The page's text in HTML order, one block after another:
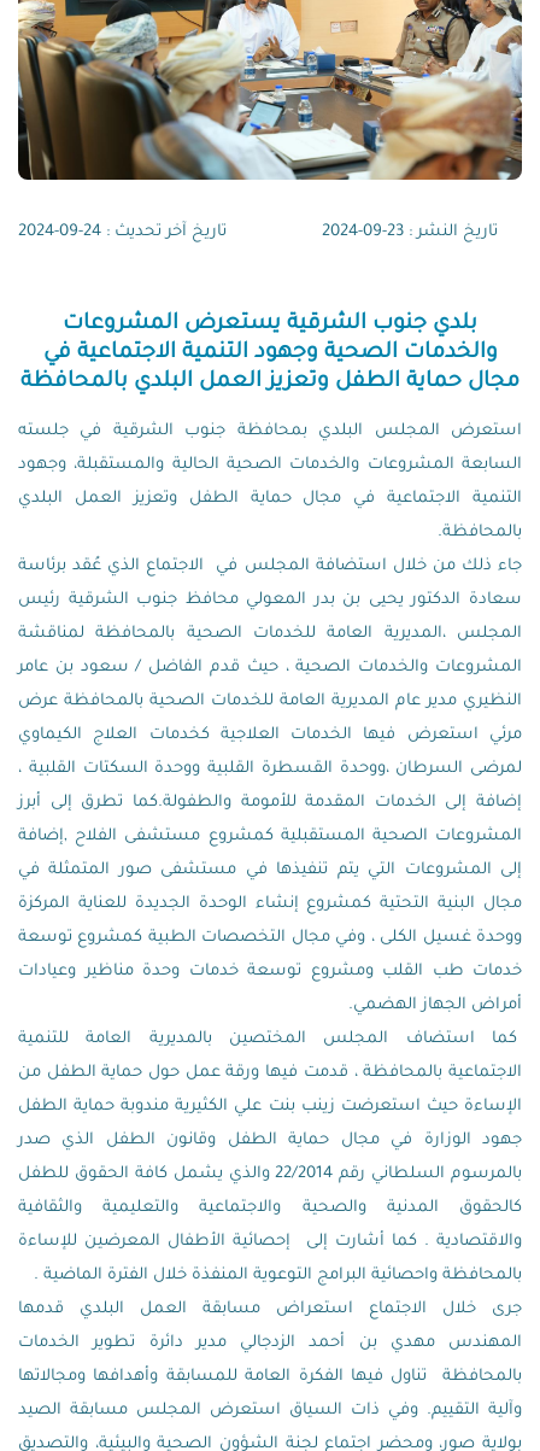
تاريخ النشر : 23-09-2024 تاريخ آخر تحديث : 24-09-2024
بلدي جنوب الشرقية يستعرض المشروعات
والخدمات الصحية وجهود التنمية الاجتماعية في
مجال حماية الطفل وتعزيز العمل البلدي بالمحافظة
استعرض المجلس البلدي بمحافظة جنوب الشرقية في جلسته
السابعة المشروعات والخدمات الصحية الحالية والمستقبلة، وجهود
التنمية الاجتماعية في مجال حماية الطفل وتعزيز العمل البلدي
بالمحافظة.
جاء ذلك من خلال استضافة المجلس في الاجتماع الذي عُقد برئاسة
سعادة الدكتور يحيى بن بدر المعولي محافظ جنوب الشرقية رئيس
المجلس ،المديرية العامة للخدمات الصحية بالمحافظة لمناقشة
المشروعات والخدمات الصحية ، حيث قدم الفاضل / سعود بن عامر
النظيري مدير عام المديرية العامة للخدمات الصحية بالمحافظة عرض
مرئي استعرض فيها الخدمات العلاجية كخدمات العلاج الكيماوي
لمرضى السرطان ،ووحدة القسطرة القلبية ووحدة السكتات القلبية ،
إضافة إلى الخدمات المقدمة للأمومة والطفولة.كما تطرق إلى أبرز
المشروعات الصحية المستقبلية كمشروع مستشفى الفلاح ,إضافة
إلى المشروعات التي يتم تنفيذها في مستشفى صور المتمثلة في
مجال البنية التحتية كمشروع إنشاء الوحدة الجديدة للعناية المركزة
ووحدة غسيل الكلى ، وفي مجال التخصصات الطبية كمشروع توسعة
خدمات طب القلب ومشروع توسعة خدمات وحدة مناظير وعيادات
أمراض الجهاز الهضمي.
كما استضاف المجلس المختصين بالمديرية العامة للتنمية
الاجتماعية بالمحافظة ، قدمت فيها ورقة عمل حول حماية الطفل من
الإساءة حيث استعرضت زينب بنت علي الكثيرية مندوبة حماية الطفل
جهود الوزارة في مجال حماية الطفل وقانون الطفل الذي صدر
بالمرسوم السلطاني رقم 22/2014 والذي يشمل كافة الحقوق للطفل
كالحقوق المدنية والصحية والاجتماعية والتعليمية والثقافية
والاقتصادية . كما أشارت إلى إحصائية الأطفال المعرضين للإساءة
بالمحافظة واحصائية البرامج التوعوية المنفذة خلال الفترة الماضية .
جرى خلال الاجتماع استعراض مسابقة العمل البلدي قدمها
المهندس مهدي بن أحمد الزدجالي مدير دائرة تطوير الخدمات
بالمحافظة تناول فيها الفكرة العامة للمسابقة وأهدافها ومجالاتها
وآلية التقييم. وفي ذات السياق استعرض المجلس مسابقة الصيد
بولاية صور، ومحضر اجتماع لجنة الشؤون الصحية والبيئية، والتصديق